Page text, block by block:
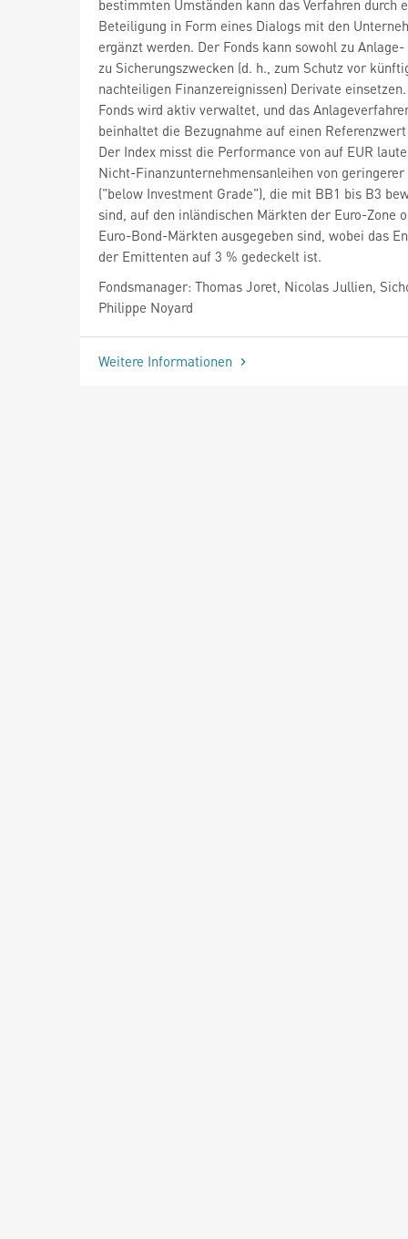
bestimmten Umständen kann das Verfahren durch
Beteiligung in Form eines Dialogs mit den
ergänzt werden. Der Fonds kann sowohl zu
zu Sicherungszwecken (d. h., zum Schutz vor
nachteiligen Finanzereignissen) Derivate
Fonds wird aktiv verwaltet, und das
beinhaltet die Bezugnahme auf einen Referenzwert
Der Index misst die Performance von auf EUR
Nicht-Finanzunternehmensanleihen von
("below Investment Grade"), die mit BB1 bis B3
sind, auf den inländischen Märkten der Euro-Zone
Euro-Bond-Märkten ausgegeben sind, wobei das
der Emittenten auf 3 % gedeckelt ist.
Fondsmanager: Thomas Joret, Nicolas Jullien,
Philippe Noyard
Weitere Informationen